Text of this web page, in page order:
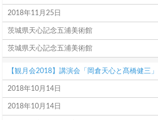
2018年11月25日
茨城県天心記念五浦美術館
茨城県天心記念五浦美術館
【観月会2018】講演会「岡倉天心と髙橋健三」
2018年10月14日
2018年10月14日